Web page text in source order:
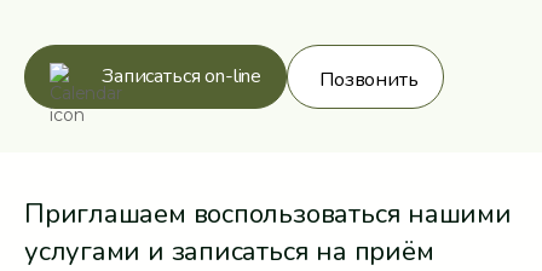
Записаться on-line Позвонить
Приглашаем воспользоваться нашими
услугами и записаться на приём